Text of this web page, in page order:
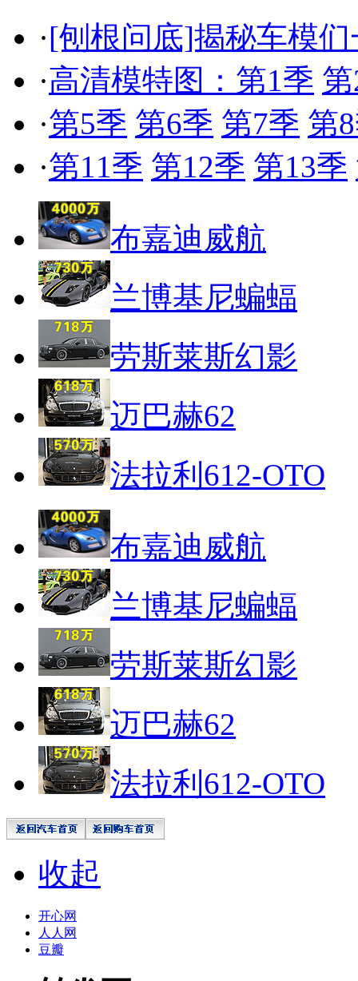
·[刨根问底]揭秘车模
·高清模特图：第1季
·第5季 第6季 第7季 第
·第11季 第12季 第13季
布嘉迪威航
兰博基尼蝙蝠
劳斯莱斯幻影
迈巴赫62
法拉利612-OTO
布嘉迪威航
兰博基尼蝙蝠
劳斯莱斯幻影
迈巴赫62
法拉利612-OTO
收起
开心网
人人网
豆瓣